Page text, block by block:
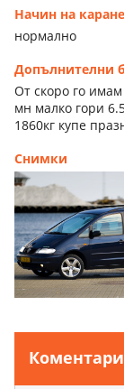
Начин на
нормално
Допълнителни
От скоро го
мн малко гори
1860кг купе
Снимки